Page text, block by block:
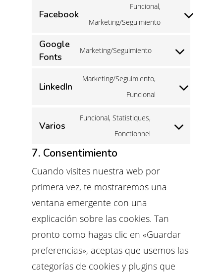
analytics
to
service
Facebook
Funcional,
Marketing/Seguimiento
Consent
service
Google
Fonts
Marketing/Seguimiento
Consent
service
fonts
LinkedIn
Marketing/Seguimiento,
Funcional
Consent
service
Varios
Funcional, Statistiques,
Fonctionnel
Consent
7. Consentimiento
Cuando visites nuestra web por
primera vez, te mostraremos una
ventana emergente con una
explicación sobre las cookies. Tan
pronto como hagas clic en «Guardar
preferencias», aceptas que usemos las
categorías de cookies y plugins que